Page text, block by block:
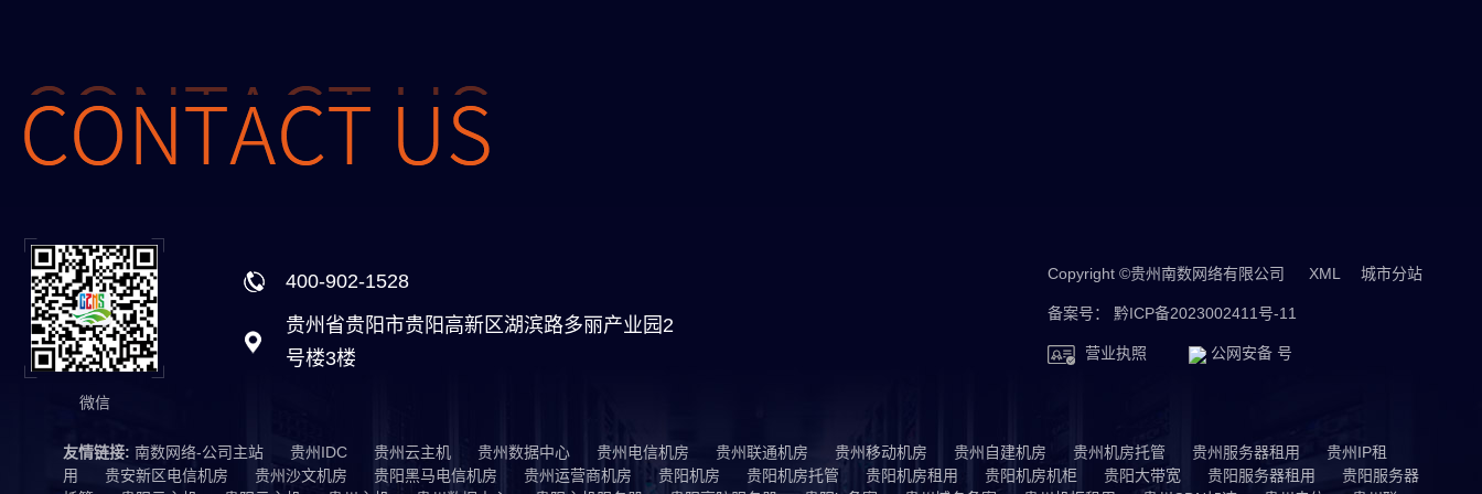
微信
400-902-1528
贵州省贵阳市贵阳高新区湖滨路多丽产业园2
号楼3楼
Copyright ©贵州南数网络有限公司 XML 城市分站
城市分站
焦作
备案号： 黔ICP备2023002411号-11
营业执照 公网安备 号
友情链接: 南数网络-公司主站 贵州IDC 贵州云主机 贵州数据中心 贵州电信机房 贵州联通机房 贵州移动机房 贵州自建机房 贵州机房托管 贵州服务器租用
贵州IP租
用
贵安新区电信机房 贵州沙文机房 贵阳黑马电信机房 贵州运营商机房 贵阳机房 贵阳机房托管 贵阳机房租用 贵阳机房机柜 贵阳大带宽 贵阳服务器租用
贵阳服务器